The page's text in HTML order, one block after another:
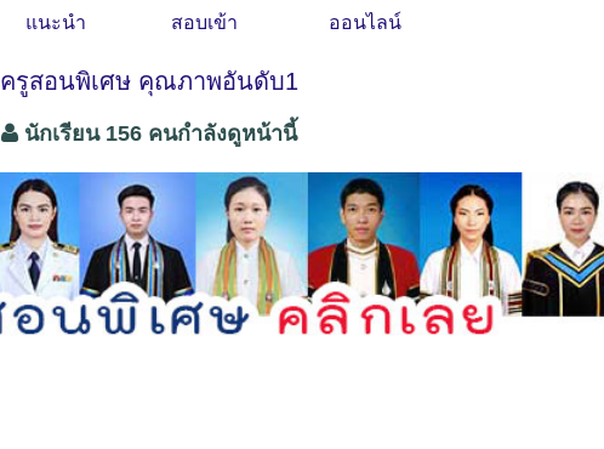
แนะนำ สอบเข้า ออนไลน์
ครูสอนพิเศษ คุณภาพอันดับ1
นักเรียน 156 คนกำลังดูหน้านี้